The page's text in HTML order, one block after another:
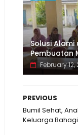
Solusi Alami
Pembuatan
February 12,
PREVIOUS
Bumil Sehat,
Keluarga